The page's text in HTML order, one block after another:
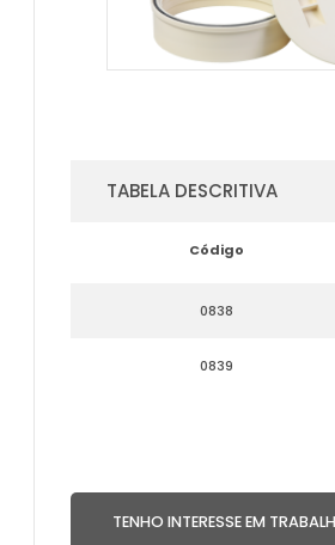
TABELA DESCRITIVA
Código
0838
0839
TENHO INTERESSE EM